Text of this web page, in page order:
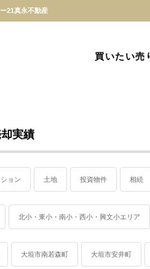
21真永不動産
買いたい売
実績
ョン 土地 投資物件 相続
北小・東小・南小・西小・興文小エリア
大垣市南若森町 大垣市安井町